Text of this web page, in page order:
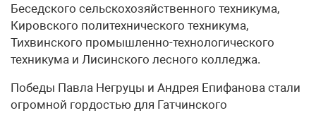
Беседского сельскохозяйственного техникума,
Кировского политехнического техникума,
Тихвинского промышленно-технологического
техникума и Лисинского лесного колледжа.
Победы Павла Негруцы и Андрея Епифанова стали
огромной гордостью для Гатчинского